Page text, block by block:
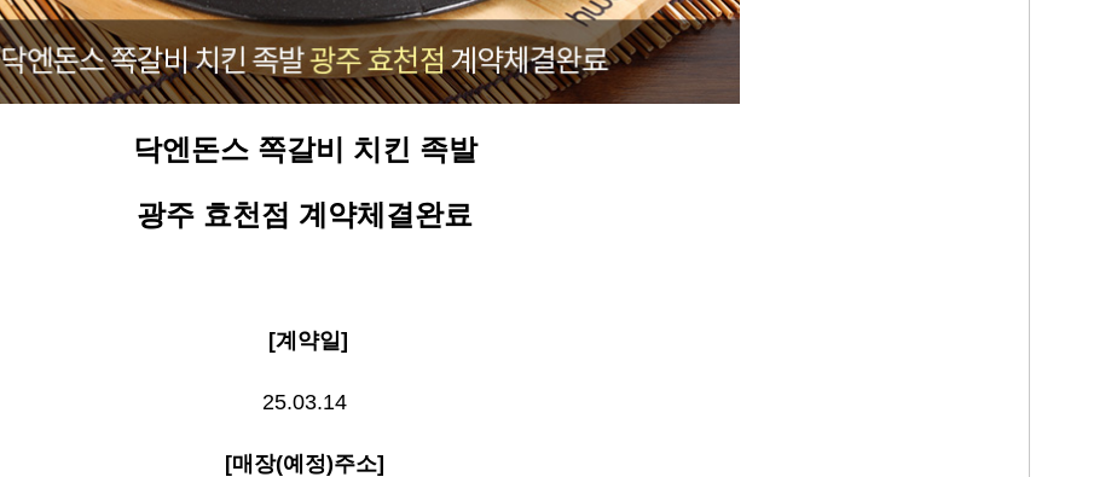
닥엔돈스 쪽갈비 치킨 족발
광주 효천점 계약체결완료
[계약일 ]
25.03.14
[매장(예정)주소]